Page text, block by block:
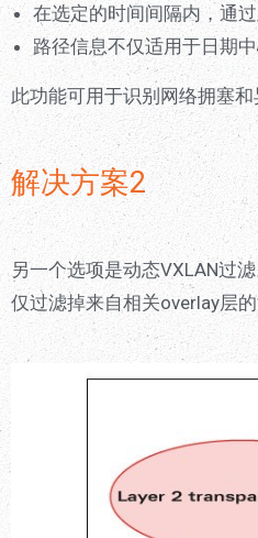
在选定的时间间隔内，通
路径信息不仅适用于日期
此功能可用于识别网络拥塞
解决方案2
另一个选项是动态VXLAN过
仅过滤掉来自相关overlay层